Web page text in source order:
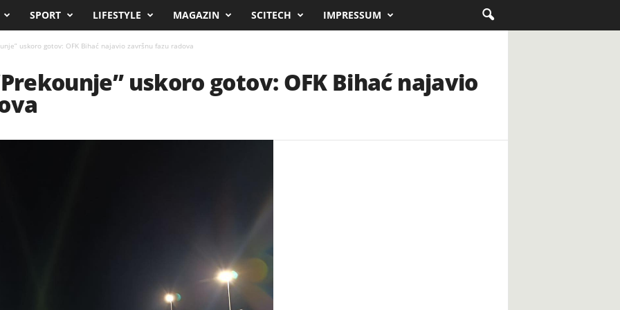
SPORT LIFESTYLE MAGAZIN SCITECH IMPRESSUM
uskoro gotov: OFK Bihać najavio završnu fazu radova
uskoro gotov: OFK Bihać najavio